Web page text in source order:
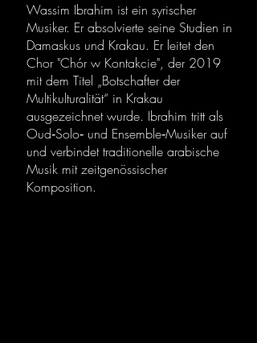
Wassim Ibrahim ist ein syrischer
Musiker. Er absolvierte seine Studien in
Damaskus und Krakau. Er leitet den
Chor "Chór w Kontakcie", der 2019
mit dem Titel „Botschafter der
Multikulturalität“ in Krakau
ausgezeichnet wurde. Ibrahim tritt als
Oud‑Solo‑ und Ensemble‑Musiker auf
und verbindet traditionelle arabische
Musik mit zeitgenössischer
Komposition.